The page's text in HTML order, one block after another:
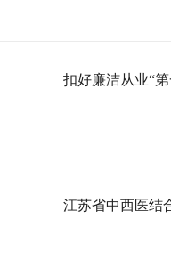
扣好廉洁从业“
江苏省中西医结